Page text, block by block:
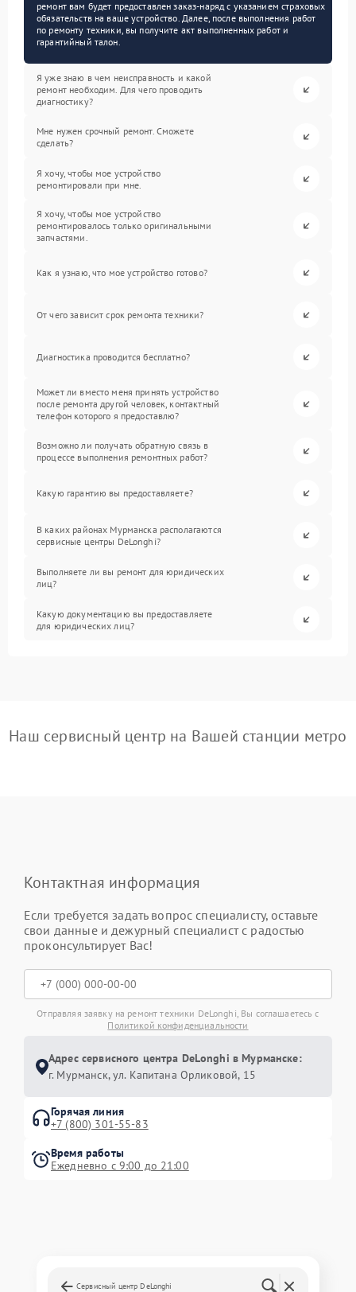
ремонт вам будет предоставлен заказ-наряд с указанием страховых
обязательств на ваше устройство. Далее, после выполнения работ
по ремонту техники, вы получите акт выполненных работ и
гарантийный талон.
Я уже знаю в чем неисправность и какой
ремонт необходим. Для чего проводить
диагностику?
Мне нужен срочный ремонт. Сможете
сделать?
Я хочу, чтобы мое устройство
ремонтировали при мне.
Я хочу, чтобы мое устройство
ремонтировалось только оригинальными
запчастями.
Как я узнаю, что мое устройство готово?
От чего зависит срок ремонта техники?
Диагностика проводится бесплатно?
Может ли вместо меня принять устройство
после ремонта другой человек, контактный
телефон которого я предоставлю?
Возможно ли получать обратную связь в
процессе выполнения ремонтных работ?
Какую гарантию вы предоставляете?
В каких районах Мурманска располагаются
сервисные центры DeLonghi?
Выполняете ли вы ремонт для юридических
лиц?
Какую документацию вы предоставляете
для юридических лиц?
Наш сервисный центр на Вашей станции метро
Контактная информация
Если требуется задать вопрос специалисту, оставьте
свои данные и дежурный специалист с радостью
проконсультирует Вас!
Отправляя заявку на ремонт техники DeLonghi, Вы соглашаетесь с
Политикой конфиденциальности
Адрес сервисного центра DeLonghi в Мурманске:
г. Мурманск, ул. Капитана Орликовой, 15
Горячая линия
+7 (800) 301-55-83
Время работы
Ежедневно с 9:00 до 21:00
Сервисный центр DeLonghi